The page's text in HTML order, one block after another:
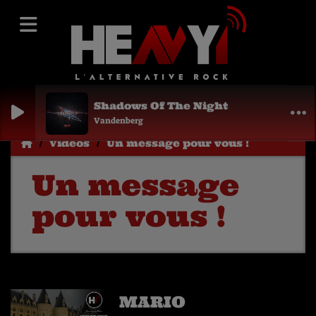
Shadows Of The Night
Vandenberg
Vidéos Un message pour vous !
Un message
pour vous !
MARIO